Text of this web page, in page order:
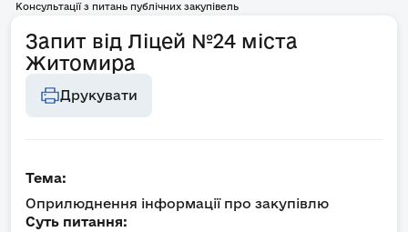
Консультації з питань публічних закупівель
Запит від Ліцей №24 міста
Житомира
Друкувати
Тема:
Оприлюднення інформації про закупівлю
Суть питання: